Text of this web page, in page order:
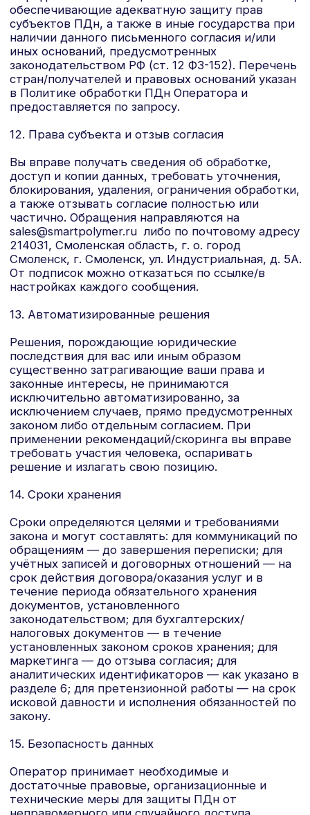
Я даю согласие на обработку моих
персональных данных в соответствии с
Политикой обработки персональных данных
принимаю условияСогласия на обработку
СОУТ
Правовые документы
Политика конфиденциальности
О нас
Продукция
Каталог
Применение
Лаборатория
Новости
Контакты
КАТАЛОГ
ПРОДУКЦИИ
Адрес офиса
РОССИЯ, СМОЛЕНСК,
УЛ. ИНДУСТРИАЛЬНАЯ, Д. 5А
© ООО Смартполимер,2025-
SALES@SMARTPOLYMER.RU
Телефон
+7 (960) 580-45-15
Сайт разработали